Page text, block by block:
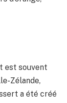
est souvent
Zélande,
a été créé